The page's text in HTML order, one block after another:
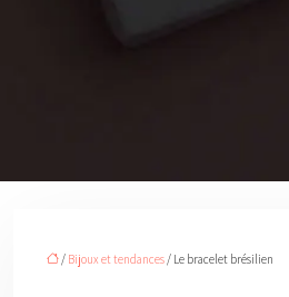
/ Bijoux et tendances/ Le bracelet brésilien